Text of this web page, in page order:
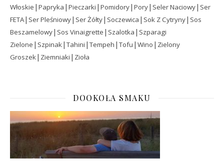
Włoskie | Papryka | Pieczarki | Pomidory| Pory| Seler Naciowy| Ser
FETA| Ser Pleśniowy| Ser Żółty| Soczewica | Sok Z Cytryny| Sos
Beszamelowy| Sos Vinaigrette | Szalotka | Szparagi
Zielone | Szpinak|Tahini |Tempeh |Tofu | Wino | Zielony
Groszek| Ziemniaki | Zioła
DOOKOŁA SMAKU